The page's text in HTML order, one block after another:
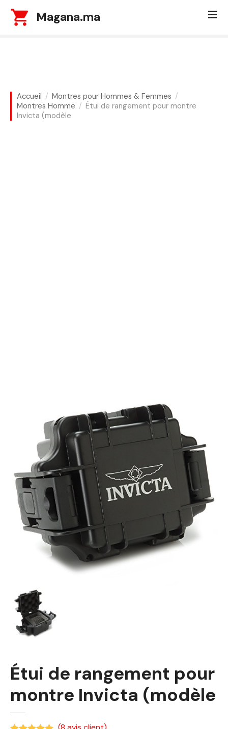
Magana.ma
Accueil
Montres pour Hommes & Femmes
Montres Homme
Étui de rangement pour montre
Invicta (modèle
Étui de rangement pour
montre Invicta (modèle